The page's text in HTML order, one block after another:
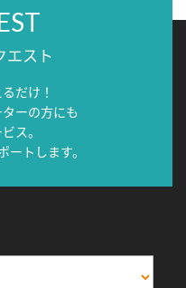
エスト
だけ！
ーの方にも
ス。
ートします。